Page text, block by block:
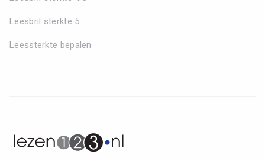
Leesbril sterkte 5
Leessterkte bepalen